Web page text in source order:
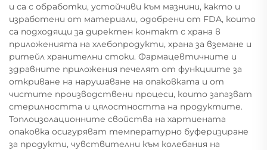
и са с обработки, устойчиви към мазнини, както и
изработени от материали, одобрени от FDA, които
са подходящи за директен контакт с храна в
приложенията на хлебопродукти, храна за вземане и
ритейл хранителни стоки. Фармацевтичните и
здравните приложения печелят от функциите за
откриване на нарушаване на опаковката и от
чистите производствени процеси, които запазват
стерилността и цялостността на продуктите.
Топлоизолационните свойства на хартиената
опаковка осигуряват температурно буферизиране
за продукти, чувствителни към колебания на